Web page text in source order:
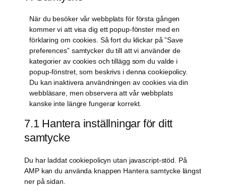
När du besöker vår webbplats för första gången
kommer vi att visa dig ett popup-fönster med en
förklaring om cookies. Så fort du klickar på ”Save
preferences” samtycker du till att vi använder de
kategorier av cookies och tillägg som du valde i
popup-fönstret, som beskrivs i denna cookiepolicy.
Du kan inaktivera användningen av cookies via din
webbläsare, men observera att vår webbplats
kanske inte längre fungerar korrekt.
7.1 Hantera inställningar för ditt
samtycke
Du har laddat cookiepolicyn utan javascript-stöd. På
AMP kan du använda knappen Hantera samtycke längst
ner på sidan.